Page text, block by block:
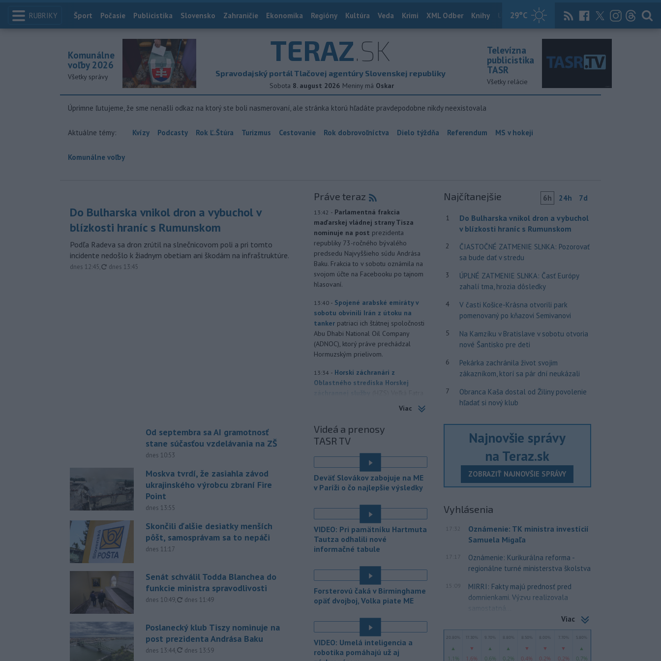
RUBRIKY 29°C
Index
Šport Počasie Publicistika Slovensko Zahraničie Ekonomika Regióny Kultúra Veda Krimi XML Odber Knihy Útulkovo Magazín News Now Archív
TERAZ.SK
Spravodajský portál Tlačovej agentúry Slovenskej republiky
Sobota 8. august 2026 Meniny má Oskar
Komunálne
voľby 2026
Všetky správy
Televízna
publicistika
TASR
Všetky relácie
Úprimne ľutujeme, že sme nenašli odkaz na ktorý ste boli nasmerovaní, ale stránka ktorú hľadáte pravdepodobne nikdy neexistovala
Aktuálne témy: Kvízy Podcasty Rok Ľ.Štúra Turizmus Cestovanie Rok dobrovoľníctva Dielo týždňa Referendum MS v hokeji
Komunálne voľby
Do Bulharska vnikol dron a vybuchol v
blízkosti hraníc s Rumunskom
Podľa Radeva sa dron zrútil na slnečnicovom poli a pri tomto
incidente nedošlo k žiadnym obetiam ani škodám na infraštruktúre.
dnes 12:45, aktualizované
dnes 13:45
Od septembra sa AI gramotnosť
stane súčasťou vzdelávania na ZŠ
dnes 10:53
Moskva tvrdí, že zasiahla závod
ukrajinského výrobcu zbraní Fire
Point
dnes 13:55
Skončili ďalšie desiatky menších
pôšt, samosprávam sa to nepáči
dnes 11:17
Senát schválil Todda Blanchea do
funkcie ministra spravodlivosti
dnes 10:49, aktualizované
dnes 11:49
Poslanecký klub Tiszy nominuje na
post prezidenta Andrása Baku
dnes 13:44, aktualizované
dnes 13:59
Práve teraz
13:42 - Parlamentná frakcia
maďarskej vládnej strany Tisza
nominuje na post prezidenta
republiky 73-ročného bývalého
predsedu Najvyššieho súdu Andrása
Baku. Frakcia to v sobotu oznámila na
svojom účte na Facebooku po tajnom
hlasovaní.
13:40 - Spojené arabské emiráty v
sobotu obvinili Irán z útoku na
tanker patriaci ich štátnej spoločnosti
Abu Dhabi National Oil Company
(ADNOC), ktorý práve prechádzal
Hormuzským prielivom.
13:34 - Horskí záchranári z
Oblastného strediska Horskej
ročnej turistke v Rybovskom sedle.
Zranila si členok.
12:36 - Polícia v piatok (7. 8.)
vypátrala dvoch 17-ročných
mladíkov, ktorí sú podozriví z útoku
na taxikára v Seredi. Muž pri incidente
utrpel vážne zranenia a skončil v
trnavskej nemocnici.
V niektorých okresoch na
západnom Slovensku platia v
sobotu popoludnívýstrahy prvého
stupňa pred vysokými teplotami.
Slovenský hydrometeorologický ústav
11:13 - Slovenská pošta pokračuje v
zatváraní pobočiek prevažne v
malých obciach. Od začiatku roka
nepovinných prevádzok, ktoré
fungovali nad rámec poštovej licencie.
10:58 - Nepálski záchranári
Viac
Videá a prenosy
TASR TV
Deväť Slovákov zabojuje na ME
v Paríži o čo najlepšie výsledky
VIDEO: Pri pamätníku Hartmuta
Tautza odhalili nové
informačné tabule
Forsterovú čaká v Birminghame
opäť dvojboj, Volka piate ME
VIDEO: Umelá inteligencia a
robotika pomáhajú už aj
Najčítanejšie 6h 24h 7d
1
Do Bulharska vnikol dron a vybuchol
v blízkosti hraníc s Rumunskom
2
ČIASTOČNÉ ZATMENIE SLNKA: Pozorovať
sa bude dať v stredu
3
ÚPLNÉ ZATMENIE SLNKA: Časť Európy
zahalí tma, hrozia dôsledky
4
V časti Košice-Krásna otvorili park
pomenovaný po kňazovi Semivanovi
5
Na Kamzíku v Bratislave v sobotu otvoria
nové Šantisko pre deti
6
Pekárka zachránila život svojim
zákazníkom, ktorí sa pár dní neukázali
7
Obranca Kaša dostal od Žiliny povolenie
hľadať si nový klub
Najnovšie správy
na Teraz.sk
ZOBRAZIŤ NAJNOVŠIE SPRÁVY
Vyhlásenia
17:32
Oznámenie: TK ministra investícií
Samuela Migaľa
17:17
Oznámenie: Kurikurálna reforma -
regionálne turné ministerstva školstva
15:09
MIRRI: Fakty majú prednosť pred
domnienkami. Výzvu realizovala
samostatná...
Viac